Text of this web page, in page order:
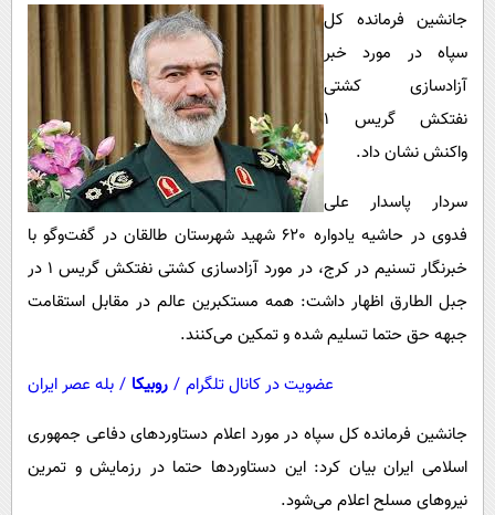
سرگرمی
حوادث
محیط زیست
سلامت
بین الملل
اجتماعی
حیات وحش
پیامک
روانشناسی
دانلود
جانشین فرمانده کل
سپاه در مورد خبر
آزادسازی کشتی
نفتکش گریس ۱
واکنش نشان داد.
سردار پاسدار علی
فدوی در حاشیه یادواره 620 شهید شهرستان طالقان در گفت‌وگو با
خبرنگار تسنیم در کرج، در مورد آزادسازی کشتی نفتکش گریس 1 در
جبل الطارق اظهار داشت: همه مستکبرین عالم در مقابل استقامت
جبهه حق حتما تسلیم شده و تمکین می‌کنند.
عضویت در کانال تلگرام / روبیکا / بله عصر ایران
جانشین فرمانده کل سپاه در مورد اعلام دستاوردهای دفاعی جمهوری
اسلامی ایران بیان کرد: این دستاوردها حتما در رزمایش و تمرین
نیروهای مسلح اعلام می‌شود.